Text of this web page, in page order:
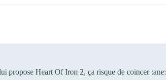
propose Heart Of Iron 2, ça risque de coincer :ane: